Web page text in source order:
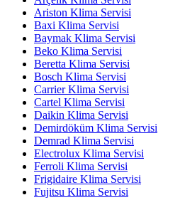
Ariston Klima Servisi
Baxi Klima Servisi
Baymak Klima Servisi
Beko Klima Servisi
Beretta Klima Servisi
Bosch Klima Servisi
Carrier Klima Servisi
Cartel Klima Servisi
Daikin Klima Servisi
Demirdöküm Klima Servisi
Demrad Klima Servisi
Electrolux Klima Servisi
Ferroli Klima Servisi
Frigidaire Klima Servisi
Fujitsu Klima Servisi